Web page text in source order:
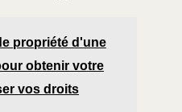
propriété d'une
obtenir votre
vos droits